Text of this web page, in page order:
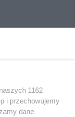
1162
i przechowujemy
dane